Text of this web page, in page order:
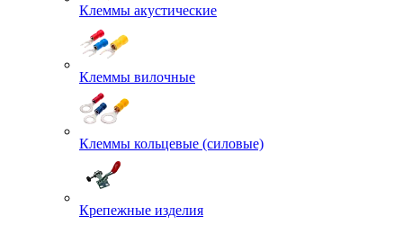
Клеммы акустические
Клеммы вилочные
Клеммы кольцевые (силовые)
Крепежные изделия